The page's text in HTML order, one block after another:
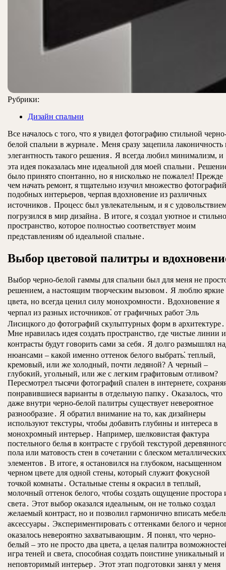
Рубрики:
Дизайн спальни
Все началось с того, что я увидел фотографию стильной
белой спальни в журнале․ Меня сразу зацепила лаконичность
элегантность такого решения․ Я всегда любил минимализм, и
эта идея показалась мне идеальной для моей спальни․
было принято спонтанно, но я нисколько не пожалел! Прежде
чем начать ремонт, я тщательно изучил множество фотографий
подобных интерьеров, черпая вдохновение из различных
источников․ Процесс был увлекательным, и я с
погрузился в мир дизайна․ В итоге, я создал уютное и
пространство, которое полностью соответствует моим
представлениям об идеальной спальне․
Выбор цветовой палитры и
Выбор черно-белой гаммы для спальни был для меня не
решением, а настоящим творческим вызовом․ Я люблю яркие
цвета, но всегда ценил силу монохромности․ Вдохновение я
черпал из разных источников⁚ от графичных работ Эль
Лисицкого до фотографий скульптурных форм в архитектуре․
Мне нравилась идея создать пространство, где чистые линии и
контрасты будут говорить сами за себя․ Я долго размышлял
нюансами – какой именно оттенок белого выбрать⁚ теплый,
кремовый, или же холодный, почти ледяной? А черный –
глубокий, угольный, или же с легким графитовым отливом?
Пересмотрел тысячи фотографий спален в интернете,
понравившиеся варианты в отдельную папку․ Оказалось, что
даже внутри черно-белой палитры существует невероятное
разнообразие․ Я обратил внимание на то, как дизайнеры
используют текстуры, чтобы добавить глубины и интереса в
монохромный интерьер․ Например, шелковистая фактура
постельного белья в контрасте с грубой текстурой
пола или матовость стен в сочетании с блеском металлических
элементов․ В итоге, я остановился на глубоком, насыщенном
черном цвете для одной стены, который служит фокусной
точкой комнаты․ Остальные стены я окрасил в теплый,
молочный оттенок белого, чтобы создать ощущение простора
света․ Этот выбор оказался идеальным, он не только создал
желаемый контраст, но и позволил гармонично вписать
аксессуары․ Экспериментировать с оттенками белого и
оказалось невероятно захватывающим․ Я понял, что черно-
белый – это не просто два цвета, а целая палитра
игра теней и света, способная создать поистине уникальный и
неповторимый интерьер․ Этот этап подготовки занял у меня